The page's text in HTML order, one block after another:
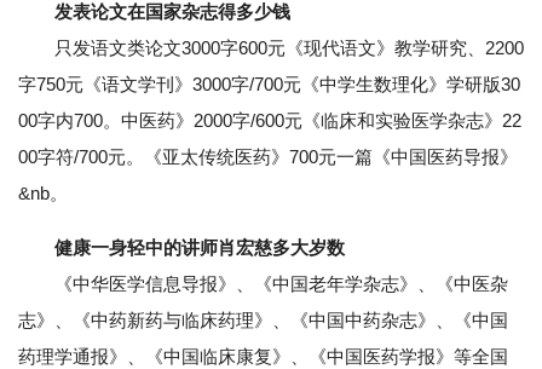
发表论文在国家杂志得多少钱
只发语文类论文3000字600元《现代语文》教学研究、2200
字750元《语文学刊》3000字/700元《中学生数理化》学研版30
00字内700。中医药》2000字/600元《临床和实验医学杂志》22
00字符/700元。《亚太传统医药》700元一篇《中国医药导报》
&nb。
健康一身轻中的讲师肖宏慈多大岁数
《中华医学信息导报》、《中国老年学杂志》、《中医杂
志》、《中药新药与临床药理》、《中国中药杂志》、《中国
药理学通报》、《中国临床康复》、《中国医药学报》等全国